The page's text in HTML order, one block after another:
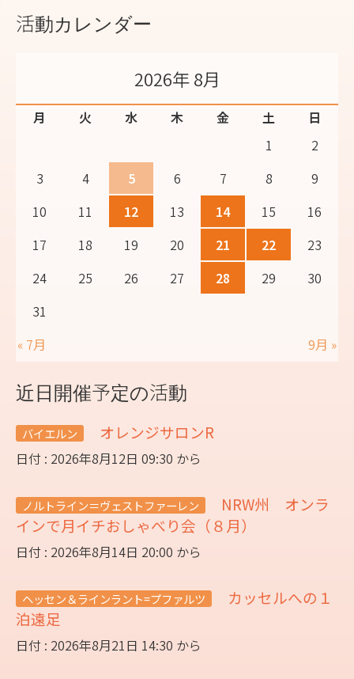
活動カレンダー
2026年 8月
月 火 水 木 金 土
日
1
2
3
4 5 6 7 8
9
10
11 12 13 14 15
16
17
18 19 20 21 22
23
24
25 26 27 28 29
30
31
« 7月
9月 »
近日開催予定の活動
バイエルン オレンジサロンR
日付 : 2026年8月12日 09:30 から
ノルトライン＝ヴェストファーレン
NRW州 オンラ
インで月イチおしゃべり会（８月）
日付 : 2026年8月14日 20:00 から
ヘッセン＆ラインラント=プファルツ
カッセルへの１
泊遠足
日付 : 2026年8月21日 14:30 から